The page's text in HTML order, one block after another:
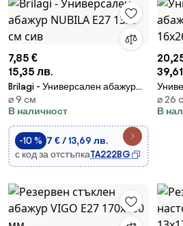
7,85 €
15,35 лв.
Brilagi - Универсален абажур
NUBILA E27 13x9 см сив
⌀ 9 cм
В наличност
-10 % 7 € / 13,69 лв.
с код за отстъпкаTA222BG
⌀ 26
В